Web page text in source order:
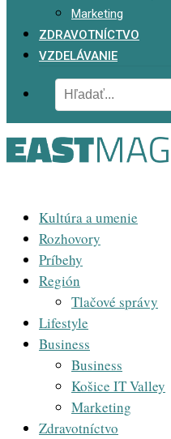
Marketing
ZDRAVOTNÍCTVO
VZDELÁVANIE
Kultúra a umenie
Rozhovory
Príbehy
Región
Tlačové správy
Lifestyle
Business
Business
Košice IT Valley
Marketing
Zdravotníctvo